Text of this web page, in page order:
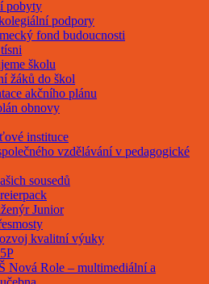
pobyty
podpory
fond budoucnosti
školu
žáků do škol
akčního plánu
obnovy
instituce
vzdělávání v pedagogické
sousedů
Junior
kvalitní výuky
Nová Role – multimediální a